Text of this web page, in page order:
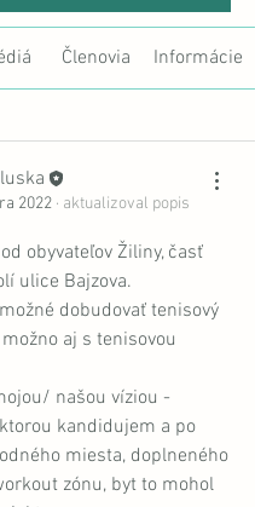
Členovia Informácie
2022 · aktualizoval popis
obyvateľov Žiliny, časť
ulice Bajzova.
dobudovať tenisový
aj s tenisovou
našou víziou -
kandidujem a po
miesta, doplneného
zónu, byt to mohol